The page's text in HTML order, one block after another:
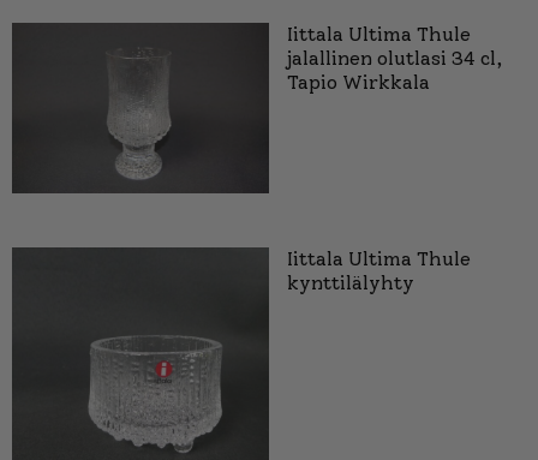
Iittala Ultima Thule
jalallinen olutlasi 34 cl,
Tapio Wirkkala
Iittala Ultima Thule
kynttilälyhty